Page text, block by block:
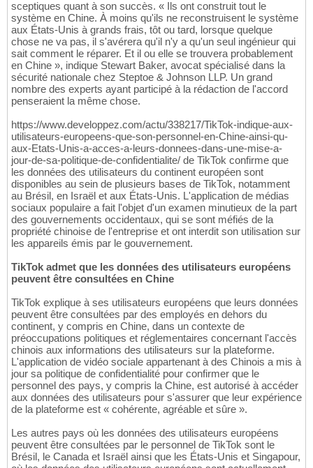
sceptiques quant à son succès. « Ils ont construit tout le
système en Chine. À moins qu'ils ne reconstruisent le système
aux États-Unis à grands frais, tôt ou tard, lorsque quelque
chose ne va pas, il s'avérera qu'il n'y a qu'un seul ingénieur qui
sait comment le réparer. Et il ou elle se trouvera probablement
en Chine », indique Stewart Baker, avocat spécialisé dans la
sécurité nationale chez Steptoe & Johnson LLP. Un grand
nombre des experts ayant participé à la rédaction de l'accord
penseraient la même chose.
https://www.developpez.com/actu/338217/TikTok-indique-aux-
utilisateurs-europeens-que-son-personnel-en-Chine-ainsi-qu-
aux-Etats-Unis-a-acces-a-leurs-donnees-dans-une-mise-a-
jour-de-sa-politique-de-confidentialite/ de TikTok confirme que
les données des utilisateurs du continent européen sont
disponibles au sein de plusieurs bases de TikTok, notamment
au Brésil, en Israël et aux États-Unis. L'application de médias
sociaux populaire a fait l'objet d'un examen minutieux de la part
des gouvernements occidentaux, qui se sont méfiés de la
propriété chinoise de l'entreprise et ont interdit son utilisation sur
les appareils émis par le gouvernement.
TikTok admet que les données des utilisateurs européens
peuvent être consultées en Chine
TikTok explique à ses utilisateurs européens que leurs données
peuvent être consultées par des employés en dehors du
continent, y compris en Chine, dans un contexte de
préoccupations politiques et réglementaires concernant l'accès
chinois aux informations des utilisateurs sur la plateforme.
L'application de vidéo sociale appartenant à des Chinois a mis à
jour sa politique de confidentialité pour confirmer que le
personnel des pays, y compris la Chine, est autorisé à accéder
aux données des utilisateurs pour s'assurer que leur expérience
de la plateforme est « cohérente, agréable et sûre ».
Les autres pays où les données des utilisateurs européens
peuvent être consultées par le personnel de TikTok sont le
Brésil, le Canada et Israël ainsi que les États-Unis et Singapour,